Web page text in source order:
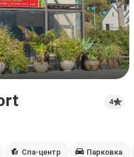
4
Спа-центр Парковка